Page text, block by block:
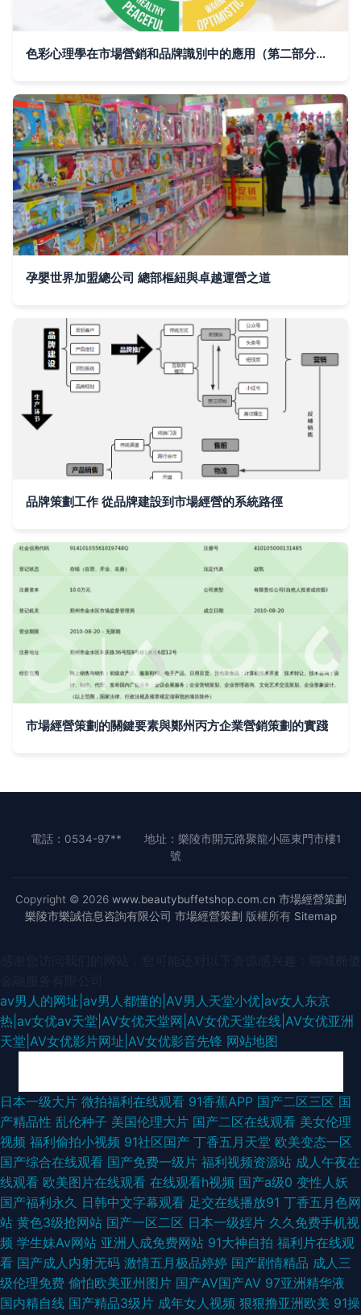
色彩心理學在市場營銷和品牌識別中的應用（第二部分） | The Application of Color Psychology in Marketing and Brand Identity (Part 2)
孕嬰世界加盟總公司 總部樞紐與卓越運營之道
品牌策劃工作 從品牌建設到市場經營的系統路徑
市場經營策劃的關鍵要素與鄭州丙方企業營銷策劃的實踐
電話：0534-97**
地址：樂陵市開元路聚龍小區東門市樓1
號
Copyright © 2026 www.beautybuffetshop.com.cn 市場經營策劃
樂陵市樂誠信息咨詢有限公司 市場經營策劃 版權所有 Sitemap
av男人的网址|av男人都懂的|AV男人天堂小优|av女人东京
热|av女优av天堂|AV女优天堂网|AV女优天堂在线|AV女优亚洲
天堂|AV女优影片网址|AV女优影音先锋 网站地图
污导航福利 精品久久美女肏 91视频网最新网址 91熟女高潮大叫 熟女一区二
区三区久久 亚洲欧美Sss 先锋AV强奸 日日干干超B 青青草原电影院 人人人
a∨av 91NAv影视大全 91熟女视频播放 91社在线观看九九 av首页在线 超碰
www 国产91看片婬黄大片 久久一区丝袜 日本a片影音先锋 久久香蕉影院 国
产91网址 色色小网站 涩色天堂久久 亚洲欧美日韩国产 91ncom最新福利 亚
洲国产精品久久 91破解版在线观看 91性条小网站 99久久在线 成人18福利视
日本一级大片 微拍福利在线观看 91香蕉APP 国产二区三区 国
产精品性 乱伦种子 美国伦理大片 国产二区在线观看 美女伦理
视频 福利偷拍小视频 91社区国产 丁香五月天堂 欧美变态一区
国产综合在线观看 国产免费一级片 福利视频资源站 成人午夜在
线观看 欧美图片在线观看 在线观看h视频 国产a级0 变性人妖
国产福利永久 日韩中文字幕观看 足交在线播放91 丁香五月色网
站 黄色3级抢网站 国产一区二区 日本一级婬片 久久免费手机视
频 学生妹Av网站 亚洲人成免费网站 91大神自拍 福利片在线观
看 国产成人内射无码 激情五月极品婷婷 国产剧情精品 成人三
级伦理免费 偷怕欧美亚州图片 国产AV国产AV 97亚洲精华液
国内精自线 国产精品3级片 成年女人视频 狠狠撸亚洲欧美 91操